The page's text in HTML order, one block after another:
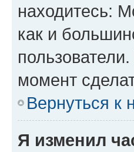
находитесь:
как и
момент
Вернуться к
Я изменил